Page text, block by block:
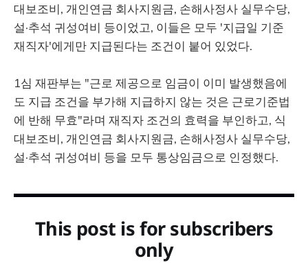
대보조비, 개인연금 회사지원금, 손해사정사 실무수당,
설·추석 귀성여비 등이었고, 이들은 모두 '지급일 기준
재직자'에게만 지급된다는 조건이 붙어 있었다.
1심 재판부는 "근로 제공으로 임금이 이미 발생했음에
도 지급 조건을 부가해 지급하지 않는 것은 근로기준법
에 반해 무효"라며 재직자 조건의 효력을 부인하고, 식
대보조비, 개인연금 회사지원금, 손해사정사 실무수당,
설·추석 귀성여비 등을 모두 통상임금으로 인정했다.
This post is for subscribers
only